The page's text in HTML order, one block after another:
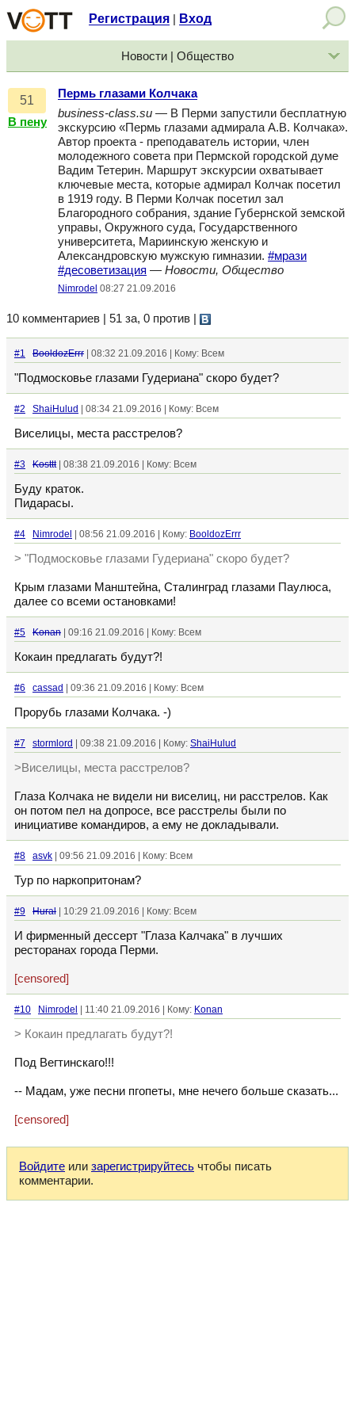
Регистрация Вход
Новости | Общество
51
В пену
Пермь глазами Колчака
business-class.su — В Перми запустили бесплатную
экскурсию «Пермь глазами адмирала А.В. Колчака».
Автор проекта - преподаватель истории, член
молодежного совета при Пермской городской думе
Вадим Тетерин. Маршрут экскурсии охватывает
ключевые места, которые адмирал Колчак посетил
в 1919 году. В Перми Колчак посетил зал
Благородного собрания, здание Губернской земской
управы, Окружного суда, Государственного
университета, Мариинскую женскую и
Александровскую мужскую гимназии. #мрази
#десоветизация — Новости, Общество
Nimrodel 08:27 21.09.2016
10 комментариев | 51 за, 0 против
#1 BooldozErrr | 08:32 21.09.2016 | Кому: Всем
"Подмосковье глазами Гудериана" скоро будет?
#2 ShaiHulud | 08:34 21.09.2016 | Кому: Всем
Виселицы, места расстрелов?
#3 Kosttt| 08:38 21.09.2016 | Кому: Всем
Буду краток.
Пидарасы.
#4 Nimrodel | 08:56 21.09.2016 | Кому: BooldozErrr
> "Подмосковье глазами Гудериана" скоро будет?
Крым глазами Манштейна, Сталинград глазами Паулюса,
далее со всеми остановками!
#5 Konan | 09:16 21.09.2016 | Кому: Всем
Кокаин предлагать будут?!
#6 cassad | 09:36 21.09.2016 | Кому: Всем
Прорубь глазами Колчака. -)
#7 stormlord | 09:38 21.09.2016 | Кому: ShaiHulud
>Виселицы, места расстрелов?
Глаза Колчака не видели ни виселиц, ни расстрелов. Как
он потом пел на допросе, все расстрелы были по
инициативе командиров, а ему не докладывали.
#8 asvk | 09:56 21.09.2016 | Кому: Всем
Тур по наркопритонам?
#9 Hural | 10:29 21.09.2016 | Кому: Всем
И фирменный дессерт "Глаза Калчака" в лучших
ресторанах города Перми.
[censored]
#10 Nimrodel | 11:40 21.09.2016 | Кому: Konan
> Кокаин предлагать будут?!
Под Вегтинскаго!!!
-- Мадам, уже песни пгопеты, мне нечего больше сказать...
[censored]
Войдите или зарегистрируйтесь чтобы писать
комментарии.